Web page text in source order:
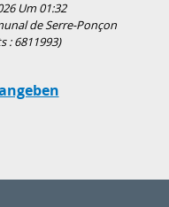
Um 01:32
de Serre-Ponçon
:6811993)